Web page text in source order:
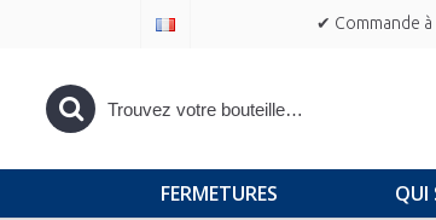
✔ Commande
FERMETURES QUI